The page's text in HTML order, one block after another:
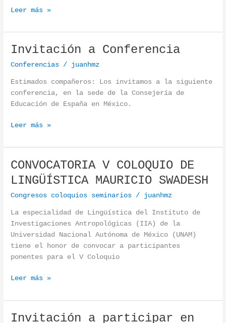
Leer más »
Invitación a Conferencia
Conferencias / juanhmz
Estimados compañeros: Los invitamos a la siguiente
conferencia, en la sede de la Consejería de
Educación de España en México.
Invitación a Conferencia
Leer más »
CONVOCATORIA V COLOQUIO DE
LINGÜÍSTICA MAURICIO SWADESH
Congresos coloquios seminarios / juanhmz
La especialidad de Lingüística del Instituto de
Investigaciones Antropológicas (IIA) de la
Universidad Nacional Autónoma de México (UNAM)
tiene el honor de convocar a participantes
ponentes para el V Coloquio
CONVOCATORIA V COLOQUIO DE LINGÜÍSTICA MAURICIO
Leer más »
Invitación a participar en
Invitación a participar en la revista ELA